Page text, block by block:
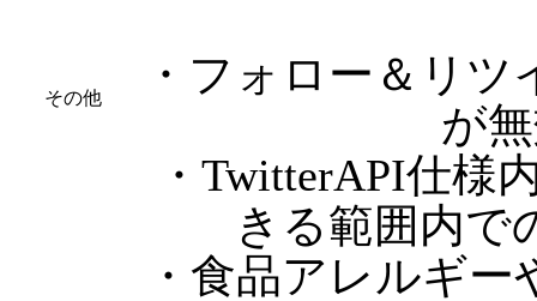
その他
・フォロー＆リ
が
・TwitterAPI仕様
きる範囲内で
・食品アレルギ